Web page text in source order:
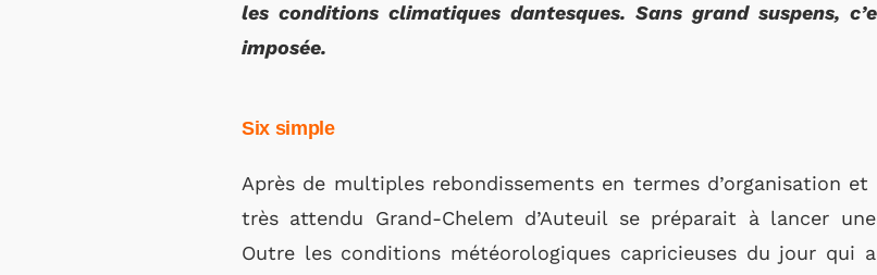
les conditions climatiques dantesques. Sans grand suspens,
imposée.
Six simple
Après de multiples rebondissements en termes d’organisation et
très attendu Grand-Chelem d’Auteuil se préparait à lancer
Outre les conditions météorologiques capricieuses du jour qui